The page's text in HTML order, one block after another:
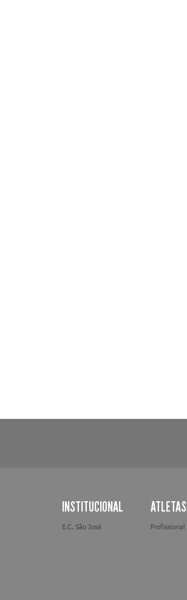
INSTITUCIONAL
E.C. São José
ATLETAS
Profissional